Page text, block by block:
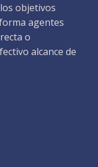
objetivos
agentes
o
alcance de